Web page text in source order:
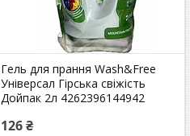
Гель для прання Wash&Free
Універсал Гірська свіжість
Дойпак 2л 4262396144942
126 ₴